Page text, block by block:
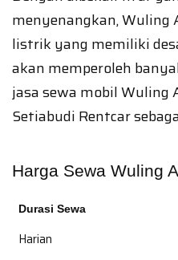
menyenangkan, Wuling
listrik yang memiliki
akan memperoleh
jasa sewa mobil Wuling
Setiabudi Rentcar
Harga Sewa Wuling
Durasi Sewa
Harian